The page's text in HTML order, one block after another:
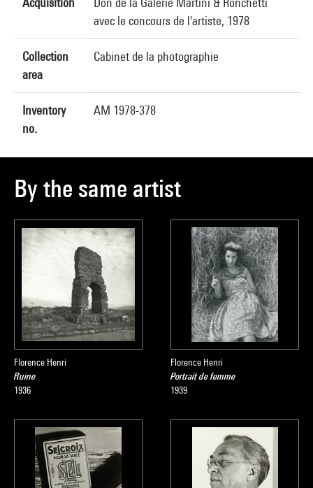
avec le concours de l'artiste, 1978
Collection
area
Cabinet de la photographie
Inventory
no.
AM 1978-378
By the same artist
Florence Henri
Ruine
1936
Florence Henri
Portrait de femme
1939